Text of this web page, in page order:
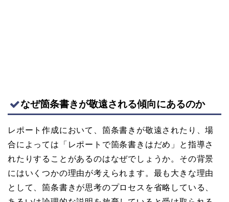
なぜ箇条書きが敬遠される傾向にあるのか
レポート作成において、箇条書きが敬遠されたり、場
合によっては「レポートで箇条書きはだめ」と指導さ
れたりすることがあるのはなぜでしょうか。その背景
にはいくつかの理由が考えられます。最も大きな理由
として、箇条書きが思考のプロセスを省略している、